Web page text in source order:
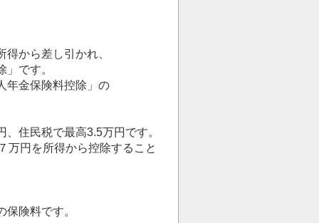
から差し引かれ、
です。
年金保険料控除」の
住民税で最高3.5万円です。
万円を所得から控除すること
険料です。